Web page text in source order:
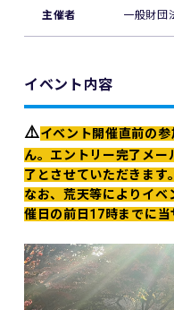
主催者 一般財団
イベント内容
⚠️イベント開催直前の
ん。エントリー完了メ
了とさせていただきます。
なお、荒天等によりイベ
催日の前日17時までに当